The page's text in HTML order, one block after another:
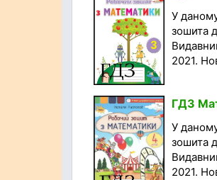
У
зошита
2021.
ГДЗ
У
зошита
2021.